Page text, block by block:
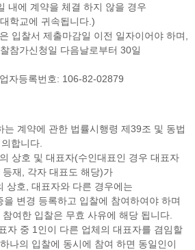
내에 계약을 체결 하지 않을 경우
학교에 귀속됩니다.)
입찰서 제출마감일 이전 일자이어야 하며,
참가신청일 다음날로부터 30일
자등록번호: 106-82-02879
는 계약에 관한 법률시행령 제39조 및 동법
합니다.
상호 및 대표자(수인대표인 경우 대표자
재, 각자 대표도 해당)가
상호, 대표자와 다른 경우에는
을 변경 등록하고 입찰에 참여하여야 하며
여한 입찰은 무효 사유에 해당 됩니다.
자 중 1인이 다른 업체의 대표자를 겸임할
나의 입찰에 동시에 참여 하면 동일인이